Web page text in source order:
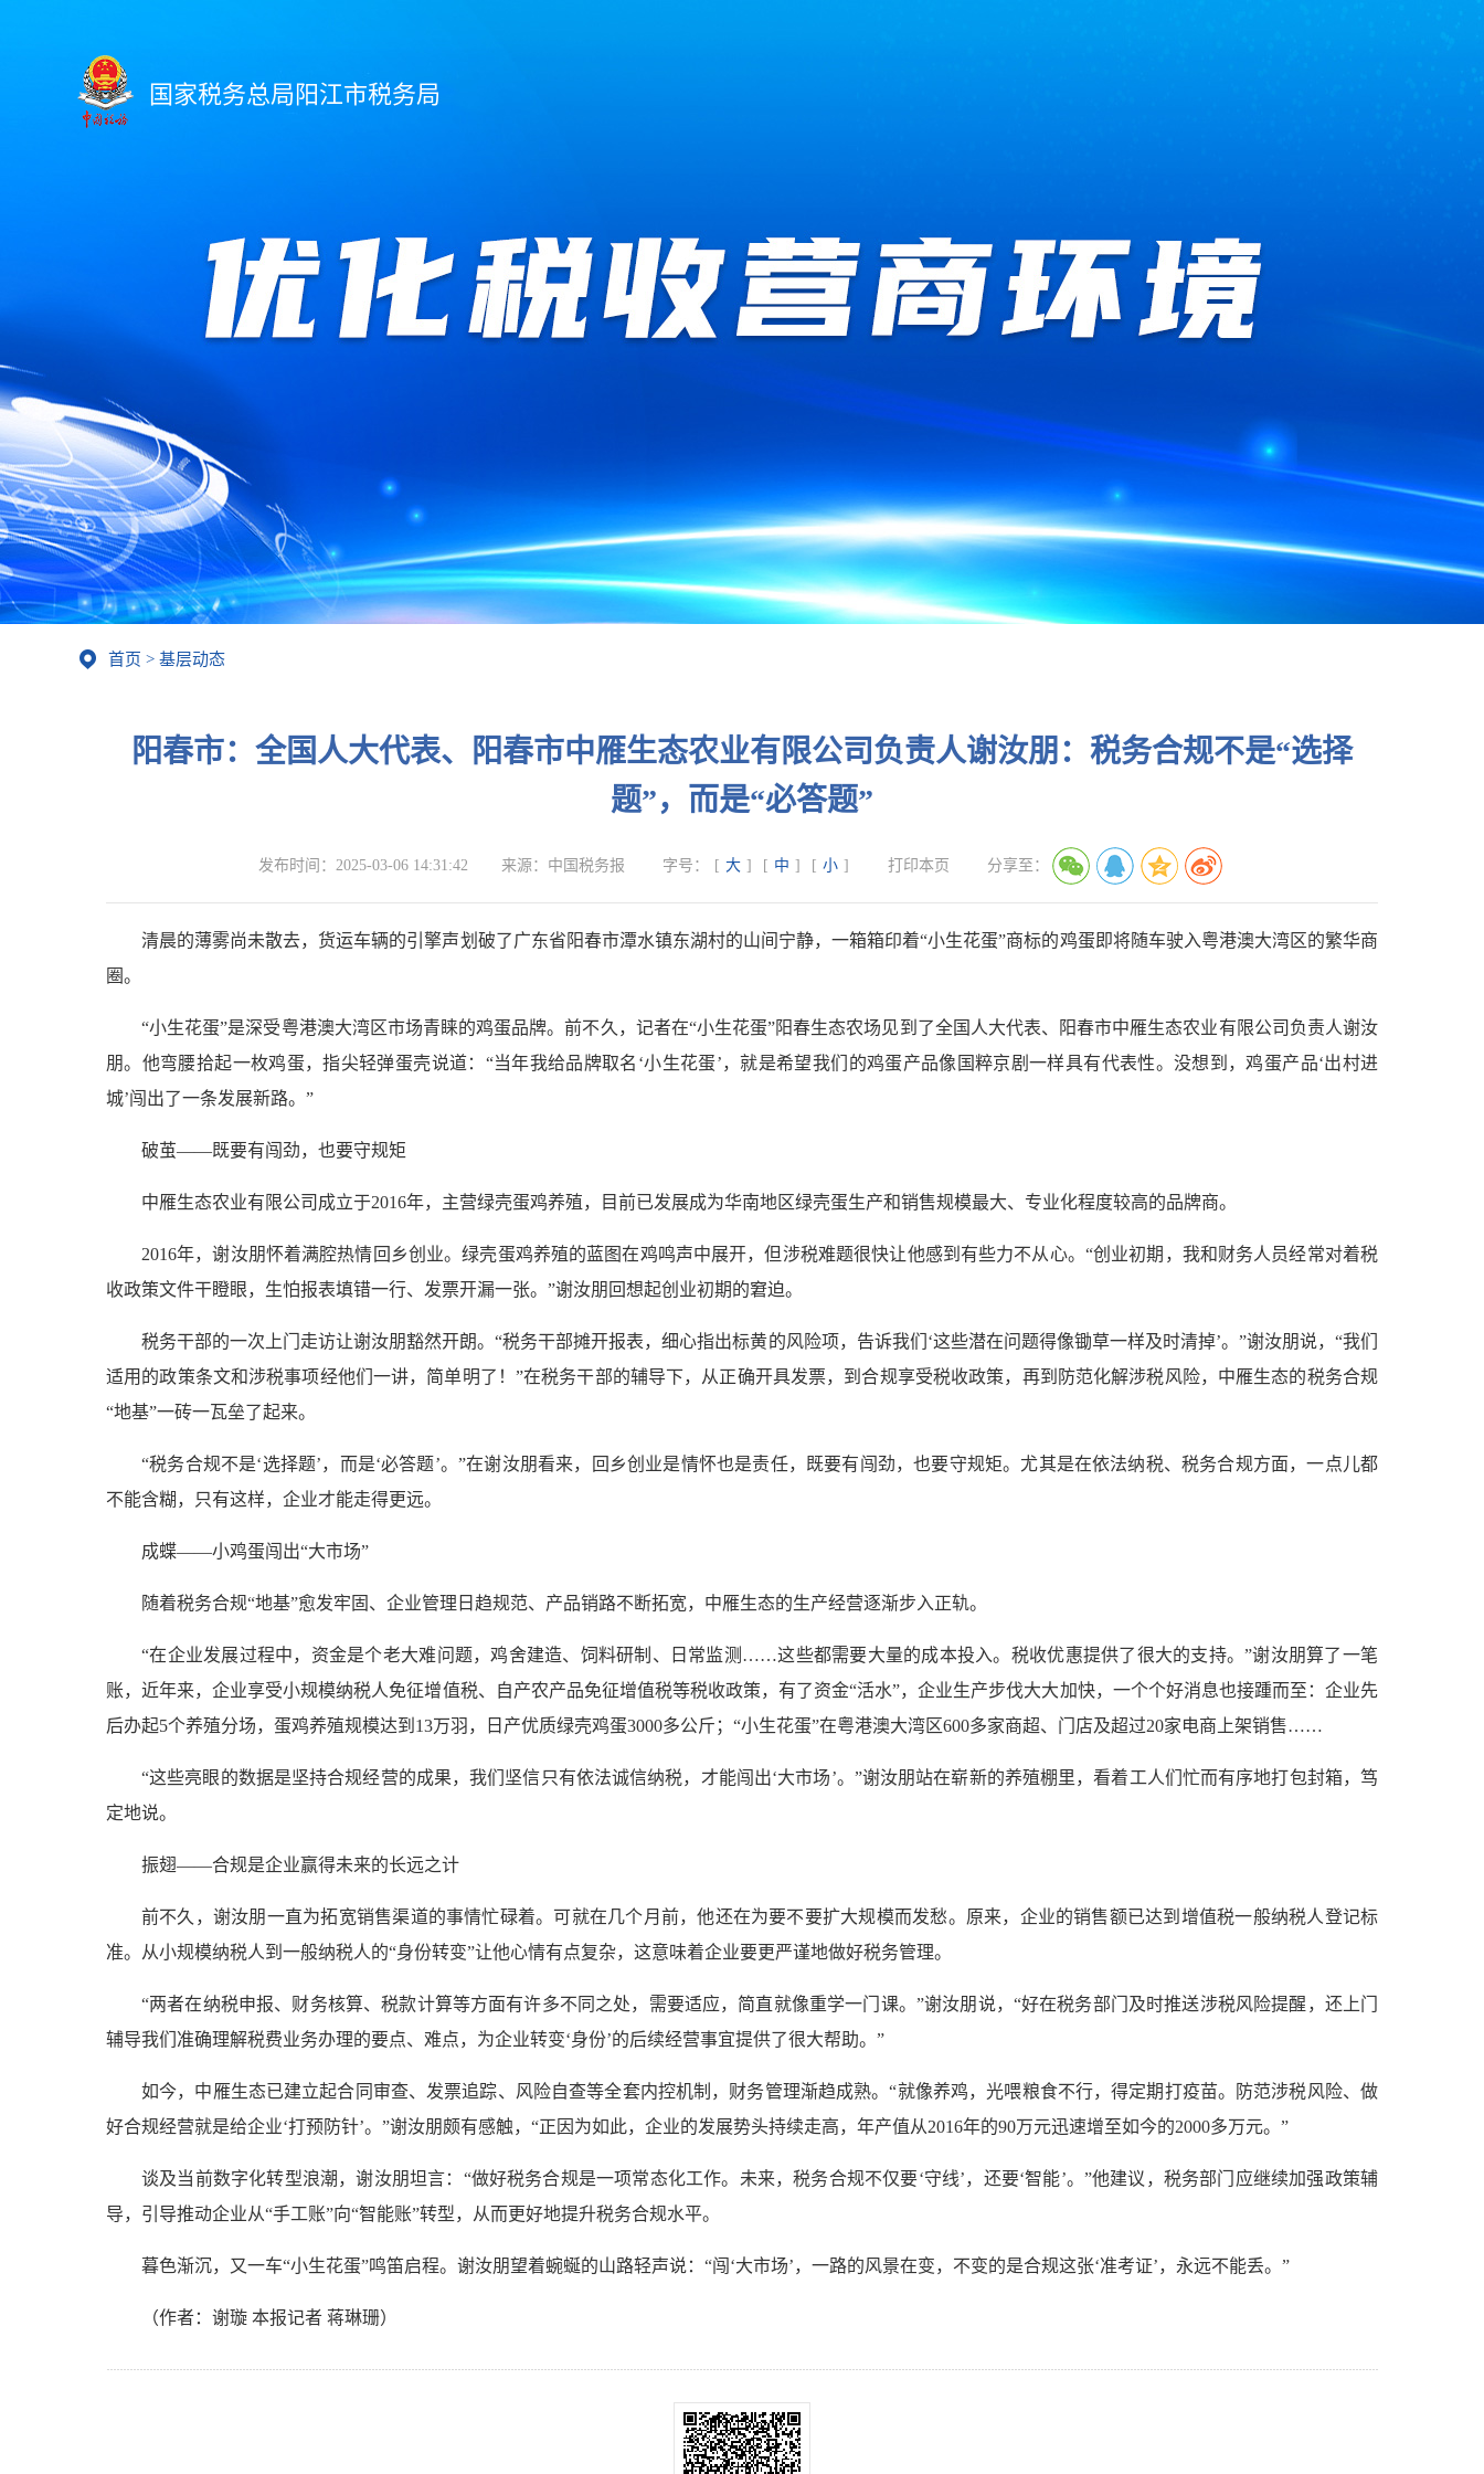
国家税务总局阳江市税务局
首页 > 基层动态
阳春市：全国人大代表、阳春市中雁生态农业有限公司负责人谢汝朋：税务合规不是“选择
题”，而是“必答题”
发布时间： 2025-03-06 14:31:42 来源： 中国税务报 字号： [ 大 ] [ 中 ] [ 小 ] 打印本页 分享至：
清晨的薄雾尚未散去，货运车辆的引擎声划破了广东省阳春市潭水镇东湖村的山间宁静，一箱箱印着“小生花蛋”商标的鸡蛋即将随车驶入粤港澳大湾区的繁华商
圈。
“小生花蛋”是深受粤港澳大湾区市场青睐的鸡蛋品牌。前不久，记者在“小生花蛋”阳春生态农场见到了全国人大代表、阳春市中雁生态农业有限公司负责人谢汝
朋。他弯腰拾起一枚鸡蛋，指尖轻弹蛋壳说道：“当年我给品牌取名‘小生花蛋’，就是希望我们的鸡蛋产品像国粹京剧一样具有代表性。没想到，鸡蛋产品‘出村进
城’闯出了一条发展新路。”
破茧——既要有闯劲，也要守规矩
中雁生态农业有限公司成立于2016年，主营绿壳蛋鸡养殖，目前已发展成为华南地区绿壳蛋生产和销售规模最大、专业化程度较高的品牌商。
2016年，谢汝朋怀着满腔热情回乡创业。绿壳蛋鸡养殖的蓝图在鸡鸣声中展开，但涉税难题很快让他感到有些力不从心。“创业初期，我和财务人员经常对着税
收政策文件干瞪眼，生怕报表填错一行、发票开漏一张。”谢汝朋回想起创业初期的窘迫。
税务干部的一次上门走访让谢汝朋豁然开朗。“税务干部摊开报表，细心指出标黄的风险项，告诉我们‘这些潜在问题得像锄草一样及时清掉’。”谢汝朋说，“我们
适用的政策条文和涉税事项经他们一讲，简单明了！”在税务干部的辅导下，从正确开具发票，到合规享受税收政策，再到防范化解涉税风险，中雁生态的税务合规
“地基”一砖一瓦垒了起来。
“税务合规不是‘选择题’，而是‘必答题’。”在谢汝朋看来，回乡创业是情怀也是责任，既要有闯劲，也要守规矩。尤其是在依法纳税、税务合规方面，一点儿都
不能含糊，只有这样，企业才能走得更远。
成蝶——小鸡蛋闯出“大市场”
随着税务合规“地基”愈发牢固、企业管理日趋规范、产品销路不断拓宽，中雁生态的生产经营逐渐步入正轨。
“在企业发展过程中，资金是个老大难问题，鸡舍建造、饲料研制、日常监测……这些都需要大量的成本投入。税收优惠提供了很大的支持。”谢汝朋算了一笔
账，近年来，企业享受小规模纳税人免征增值税、自产农产品免征增值税等税收政策，有了资金“活水”，企业生产步伐大大加快，一个个好消息也接踵而至：企业先
后办起5个养殖分场，蛋鸡养殖规模达到13万羽，日产优质绿壳鸡蛋3000多公斤；“小生花蛋”在粤港澳大湾区600多家商超、门店及超过20家电商上架销售……
“这些亮眼的数据是坚持合规经营的成果，我们坚信只有依法诚信纳税，才能闯出‘大市场’。”谢汝朋站在崭新的养殖棚里，看着工人们忙而有序地打包封箱，笃
定地说。
振翅——合规是企业赢得未来的长远之计
前不久，谢汝朋一直为拓宽销售渠道的事情忙碌着。可就在几个月前，他还在为要不要扩大规模而发愁。原来，企业的销售额已达到增值税一般纳税人登记标
准。从小规模纳税人到一般纳税人的“身份转变”让他心情有点复杂，这意味着企业要更严谨地做好税务管理。
“两者在纳税申报、财务核算、税款计算等方面有许多不同之处，需要适应，简直就像重学一门课。”谢汝朋说，“好在税务部门及时推送涉税风险提醒，还上门
辅导我们准确理解税费业务办理的要点、难点，为企业转变‘身份’的后续经营事宜提供了很大帮助。”
如今，中雁生态已建立起合同审查、发票追踪、风险自查等全套内控机制，财务管理渐趋成熟。“就像养鸡，光喂粮食不行，得定期打疫苗。防范涉税风险、做
好合规经营就是给企业‘打预防针’。”谢汝朋颇有感触，“正因为如此，企业的发展势头持续走高，年产值从2016年的90万元迅速增至如今的2000多万元。”
谈及当前数字化转型浪潮，谢汝朋坦言：“做好税务合规是一项常态化工作。未来，税务合规不仅要‘守线’，还要‘智能’。”他建议，税务部门应继续加强政策辅
导，引导推动企业从“手工账”向“智能账”转型，从而更好地提升税务合规水平。
暮色渐沉，又一车“小生花蛋”鸣笛启程。谢汝朋望着蜿蜒的山路轻声说：“闯‘大市场’，一路的风景在变，不变的是合规这张‘准考证’，永远不能丢。”
（作者：谢璇 本报记者 蒋琳珊）